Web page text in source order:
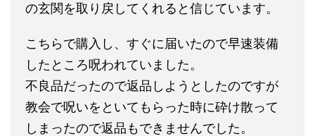
の玄関を取り戻してくれると信じています。
こちらで購入し、すぐに届いたので早速装備
したところ呪われていました。
不良品だったので返品しようとしたのですが
教会で呪いをといてもらった時に砕け散って
しまったので返品もできませんでした。